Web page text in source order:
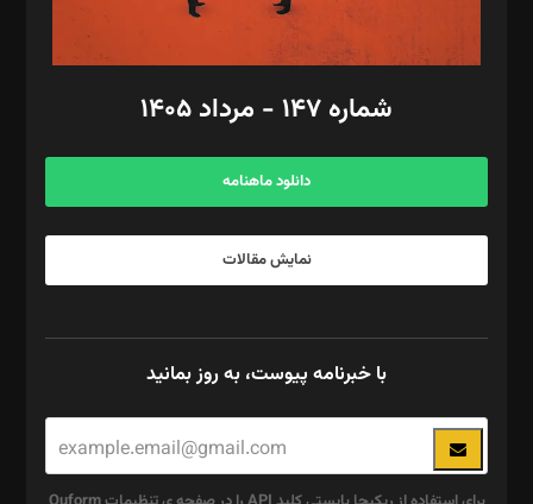
مد‌یر توسعه تجاری: کامبیز برید‌
امور مالی: شاپور رهبری، محمد‌ کاظمی‌نیا
آگهی و مشترکین: ۰۹۱۹۹۹۹۰۴۵۴
شماره ۱۴۷ - مرداد ۱۴۰۵
دانلود ماهنامه
نمایش مقالات
با خبرنامه پیوست، به روز بمانید